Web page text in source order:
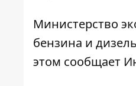
Министерство
бензина и
этом сообщает